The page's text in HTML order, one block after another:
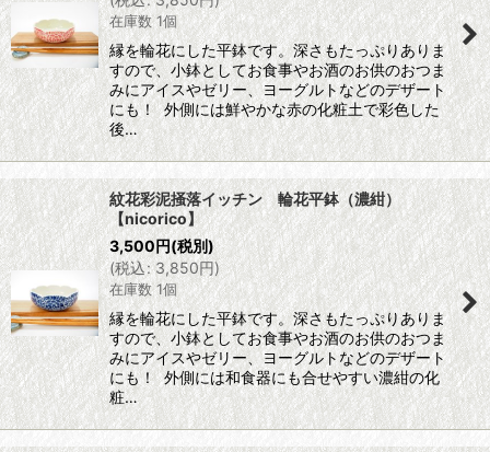
在庫数 1個
縁を輪花にした平鉢です。深さもたっぷりありま
すので、小鉢としてお食事やお酒のお供のおつま
みにアイスやゼリー、ヨーグルトなどのデザート
にも！ 外側には鮮やかな赤の化粧土で彩色した
後…
紋花彩泥掻落イッチン 輪花平鉢（濃紺）
【nicorico】
3,500円(税別)
(税込: 3,850円)
在庫数 1個
縁を輪花にした平鉢です。深さもたっぷりありま
すので、小鉢としてお食事やお酒のお供のおつま
みにアイスやゼリー、ヨーグルトなどのデザート
にも！ 外側には和食器にも合せやすい濃紺の化
粧…